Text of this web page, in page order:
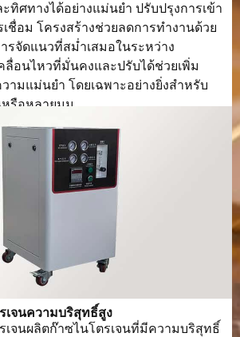
ทิศทางได้อย่างแม่นยำ ปรับปรุงการเข้า
ชื่อม โครงสร้างช่วยลดการทำงานด้วย
รจัดแนวที่สม่ำเสมอในระหว่าง
ลื่อนไหวที่มั่นคงและปรับได้ช่วยเพิ่ม
ามแม่นยำ โดยเฉพาะอย่างยิ่งสำหรับ
รือหลายมุม.
เจนความบริสุทธิ์สูง
เจนผลิตก๊าซไนโตรเจนที่มีความบริสุทธิ์